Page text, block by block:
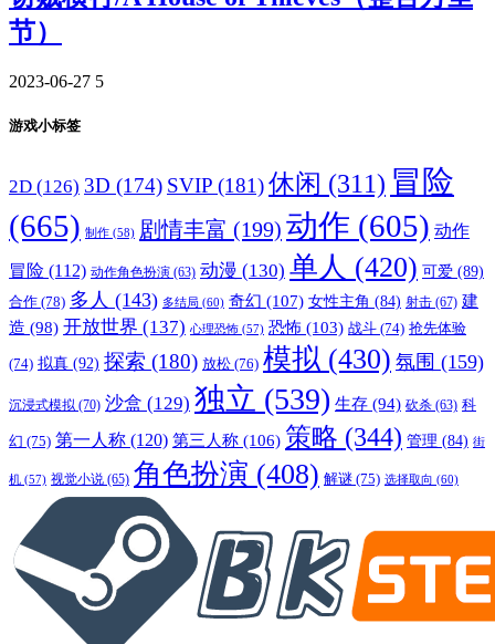
节）
2023-06-27 5
游戏小标签
2D (126) 3D (174) SVIP (181)休闲 (311) 冒险
(665) 制作 (58) 剧情丰富 (199) 动作 (605) 动作
冒险 (112) 动作角色扮演 (63) 动漫 (130) 单人 (420) 可爱 (89)
合作 (78) 多人 (143) 多结局 (60) 奇幻 (107) 女性主角 (84) 射击 (67) 建
造 (98) 开放世界 (137) 心理恐怖 (57) 恐怖 (103) 战斗 (74) 抢先体验
(74) 拟真 (92) 探索 (180) 放松 (76) 模拟 (430) 氛围 (159)
沉浸式模拟 (70) 沙盒 (129) 独立 (539) 生存 (94) 砍杀 (63) 科
幻 (75) 第一人称 (120) 第三人称 (106) 策略 (344) 管理 (84) 街
机 (57) 视觉小说 (65) 角色扮演 (408) 解谜 (75) 选择取向 (60)